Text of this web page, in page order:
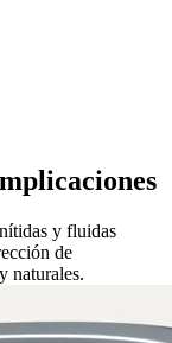
y fluidas
de
naturales.